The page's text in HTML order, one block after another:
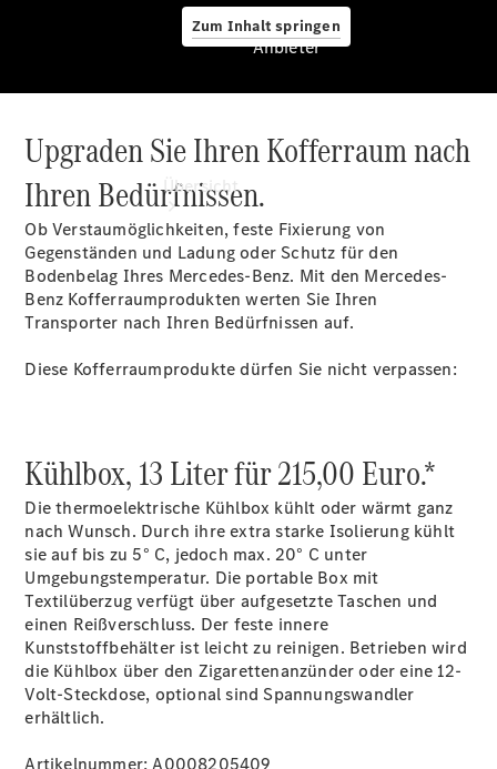
Zum Inhalt springen
Anbieter
Übersicht
Startseite
vereinbaren
Beratung
vereinbaren
Servicetermin
vereinbaren
Tel: +49
9861 704 0
Anbieter
Upgraden Sie Ihren Kofferraum nach
Ihren Bedürfnissen.
Ob Verstaumöglichkeiten, feste Fixierung von
Gegenständen und Ladung oder Schutz für den
Bodenbelag Ihres Mercedes-Benz. Mit den Mercedes-
Benz Kofferraumprodukten werten Sie Ihren
Transporter nach Ihren Bedürfnissen auf.
Diese Kofferraumprodukte dürfen Sie nicht verpassen:
Kühlbox, 13 Liter für 215,00 Euro.*
Die thermoelektrische Kühlbox kühlt oder wärmt ganz
nach Wunsch. Durch ihre extra starke Isolierung kühlt
sie auf bis zu 5° C, jedoch max. 20° C unter
Umgebungstemperatur. Die portable Box mit
Textilüberzug verfügt über aufgesetzte Taschen und
einen Reißverschluss. Der feste innere
Kunststoffbehälter ist leicht zu reinigen. Betrieben wird
die Kühlbox über den Zigarettenanzünder oder eine 12-
Volt-Steckdose, optional sind Spannungswandler
erhältlich.
Artikelnummer: A0008205409